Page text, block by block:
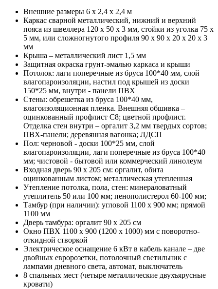
Внешние размеры 6 х 2,4 х 2,4 м
Каркас сварной металлический, нижний и верхний
пояса из швеллера 120 х 50 х 3 мм, стойки из уголка 75 х
5 мм, или сложногнутого профиля 90 х 90 х 20 х 20 х 3
мм
Крыша – металлический лист 1,5 мм
Защитная окраска грунт-эмалью каркаса и крыши
Потолок: лаги поперечные из бруса 100*40 мм, слой
влагопароизоляции, настил под крышей из доски
150*25 мм, внутри - панели ПВХ
Стены: обрешетка из бруса 100*40 мм,
влагоизоляционная пленка. Внешняя обшивка –
оцинкованный профлист С8; цветной профлист.
Отделка стен внутри – оргалит 3,2 мм твердых сортов;
ПВХ-панели; деревянная вагонка; ЛДСП
Пол: черновой - доски 100*25 мм, слой
влагопароизоляции, лаги поперечные из бруса 100*40
мм; чистовой - бытовой или коммерческий линолеум
Входная дверь 90 х 205 см: оргалит, обита
оцинкованным листом; металлическая утепленная
Утепление потолка, пола, стен: минераловатный
утеплитель 50 или 100 мм; пенополистерол 60-100 мм;
Тамбур (при наличии): угловой 1100 х 900 мм; прямой
1100 мм
Дверь тамбура: оргалит 90 х 205 см
Окно ПВХ 1100 х 900 (1200 х 1000) мм с поворотно-
откидной створкой
Электрическое оснащение 6 кВт в кабель канале – две
двойных евророзетки, потолочный светильник с
лампами дневного света, автомат, выключатель
8 спальных мест (четыре металлические двухъярусные
кровати)